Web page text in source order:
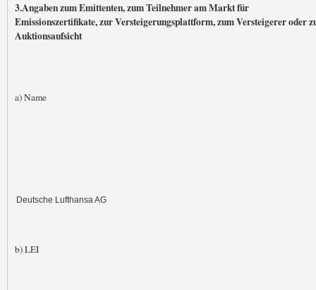
3.Angaben zum Emittenten, zum Teilnehmer am Markt für
Emissionszertifikate, zur Versteigerungsplattform, zum Versteigerer oder
Auktionsaufsicht
a) Name
Deutsche Lufthansa AG
b) LEI